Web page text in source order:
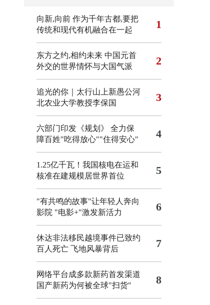
向新,向前 作为千年古都,要把
传统和现代有机融合在一起
1
东方之约,相约未来 中国元首
外交的世界情怀与大国气派
2
追光的你｜太行山上新愚公河
北农业大学教授李保国
3
六部门印发《规划》 全力保
障百姓"吃得放心""住得安心"
4
1.25亿千瓦！我国核电在运和
核准在建规模居世界首位
5
"有共鸣的故事"让年轻人奔向
影院 "电影+"激发新活力 6
休达非法移民越境事件已致约
百人死亡 飞地风暴背后 7
网络平台成多款新药首发渠道
国产新药为何被全球"扫货"
8